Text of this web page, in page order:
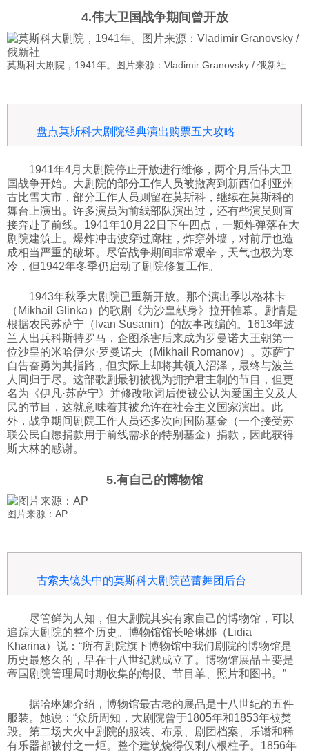
4.伟大卫国战争期间曾开放
莫斯科大剧院，1941年。图片来源：Vladimir Granovsky / 俄新社
盘点莫斯科大剧院经典演出购票五大攻略
1941年4月大剧院停止开放进行维修，两个月后伟大卫
国战争开始。大剧院的部分工作人员被撤离到新西伯利亚州
古比雪夫市，部分工作人员则留在莫斯科，继续在莫斯科的
舞台上演出。许多演员为前线部队演出过，还有些演员则直
接奔赴了前线。1941年10月22日下午四点，一颗炸弹落在大
剧院建筑上。爆炸冲击波穿过廊柱，炸穿外墙，对前厅也造
成相当严重的破坏。尽管战争期间非常艰辛，天气也极为寒
冷，但1942年冬季仍启动了剧院修复工作。
1943年秋季大剧院已重新开放。那个演出季以格林卡
（Mikhail Glinka）的歌剧《为沙皇献身》拉开帷幕。剧情是
根据农民苏萨宁（Ivan Susanin）的故事改编的。1613年波
兰人出兵科斯特罗马，企图杀害后来成为罗曼诺夫王朝第一
位沙皇的米哈伊尔·罗曼诺夫（Mikhail Romanov）。苏萨宁
自告奋勇为其指路，但实际上却将其领入沼泽，最终与波兰
人同归于尽。这部歌剧最初被视为拥护君主制的节目，但更
名为《伊凡·苏萨宁》并修改歌词后便被公认为爱国主义及人
民的节目，这就意味着其被允许在社会主义国家演出。此
外，战争期间剧院工作人员还多次向国防基金（一个接受苏
联公民自愿捐款用于前线需求的特别基金）捐款，因此获得
斯大林的感谢。
5.有自己的博物馆
图片来源：AP
古索夫镜头中的莫斯科大剧院芭蕾舞团后台
尽管鲜为人知，但大剧院其实有家自己的博物馆，可以
追踪大剧院的整个历史。博物馆馆长哈琳娜（Lidia
Kharina）说：“所有剧院旗下博物馆中我们剧院的博物馆是
历史最悠久的，早在十八世纪就成立了。博物馆展品主要是
帝国剧院管理局时期收集的海报、节目单、照片和图书。”
据哈琳娜介绍，博物馆最古老的展品是十八世纪的五件
服装。她说：“众所周知，大剧院曾于1805年和1853年被焚
毁。第二场大火中剧院的服装、布景、剧团档案、乐谱和稀
有乐器都被付之一炬。整个建筑烧得仅剩八根柱子。1856年